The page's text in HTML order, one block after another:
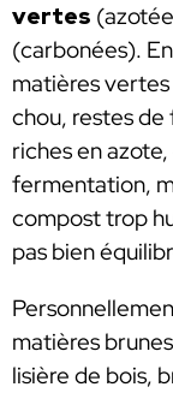
vertes
(carbonées).
matières
chou, restes
riches en
fermentation,
compost trop
pas bien
matières
lisière de bois,